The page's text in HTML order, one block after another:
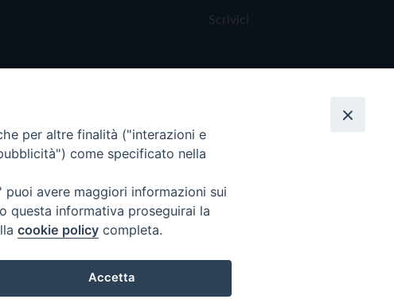
Scrivici
per altre finalità ("interazioni e
come specificato nella
avere maggiori informazioni sui
questa informativa proseguirai la
cookie policy completa.
Accetta